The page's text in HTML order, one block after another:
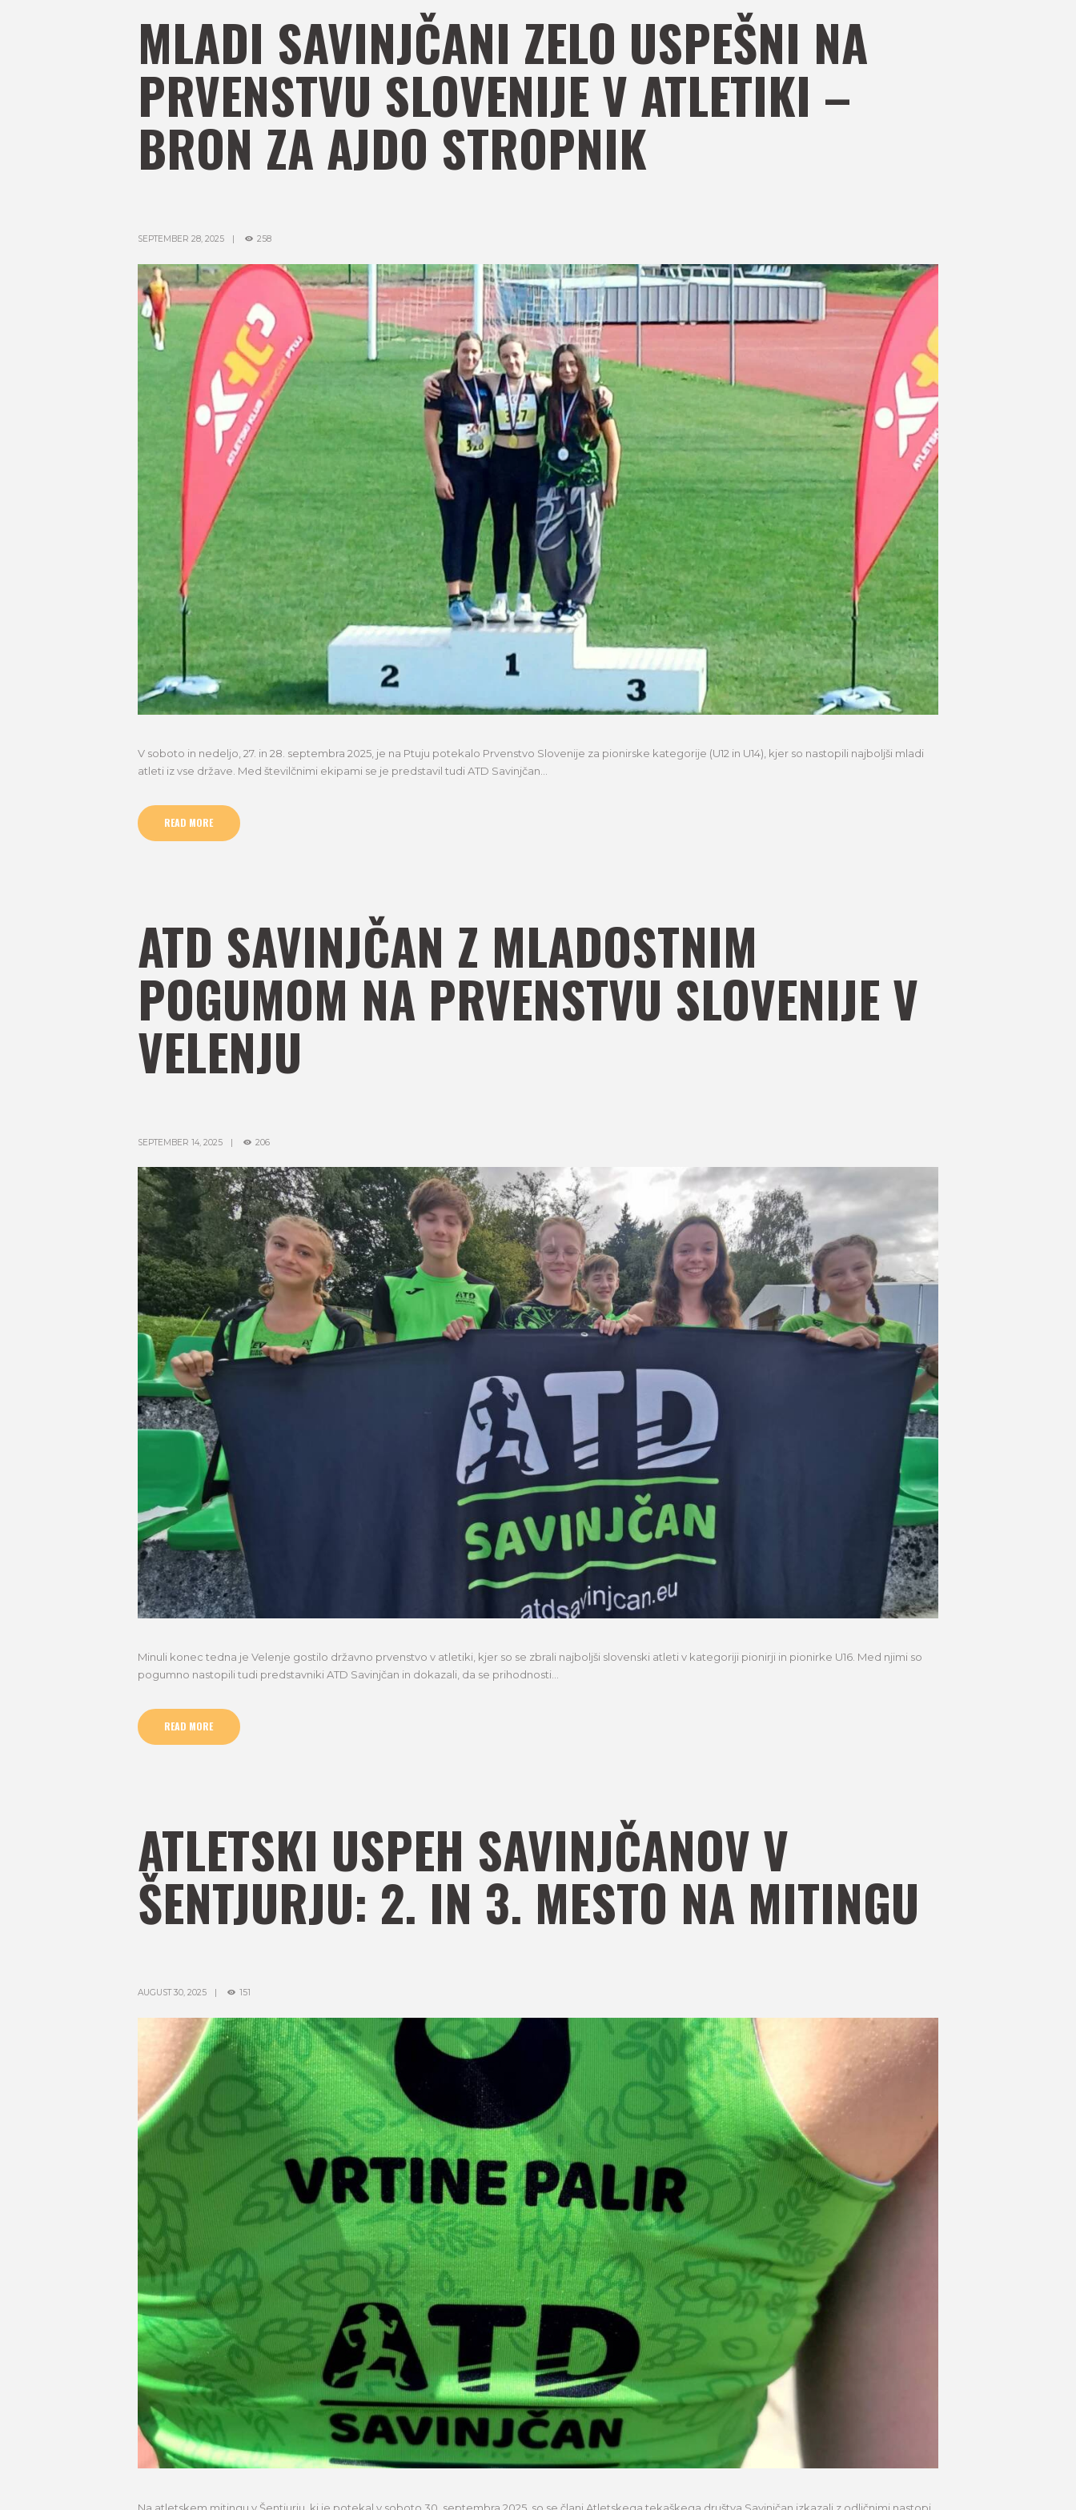
MLADI SAVINJČANI ZELO USPEŠNI NA
PRVENSTVU SLOVENIJE V ATLETIKI –
BRON ZA AJDO STROPNIK
SEPTEMBER 28, 2025 258
V soboto in nedeljo, 27. in 28. septembra 2025, je na Ptuju potekalo Prvenstvo Slovenije za pionirske kategorije (U12 in U14), kjer so nastopili najboljši mladi
atleti iz vse države. Med številčnimi ekipami se je predstavil tudi ATD Savinjčan...
READ MORE
ATD SAVINJČAN Z MLADOSTNIM
POGUMOM NA PRVENSTVU SLOVENIJE V
VELENJU
SEPTEMBER 14, 2025 206
Minuli konec tedna je Velenje gostilo državno prvenstvo v atletiki, kjer so se zbrali najboljši slovenski atleti v kategoriji pionirji in pionirke U16. Med njimi so
pogumno nastopili tudi predstavniki ATD Savinjčan in dokazali, da se prihodnosti...
READ MORE
ATLETSKI USPEH SAVINJČANOV V
ŠENTJURJU: 2. IN 3. MESTO NA MITINGU
AUGUST 30, 2025 151